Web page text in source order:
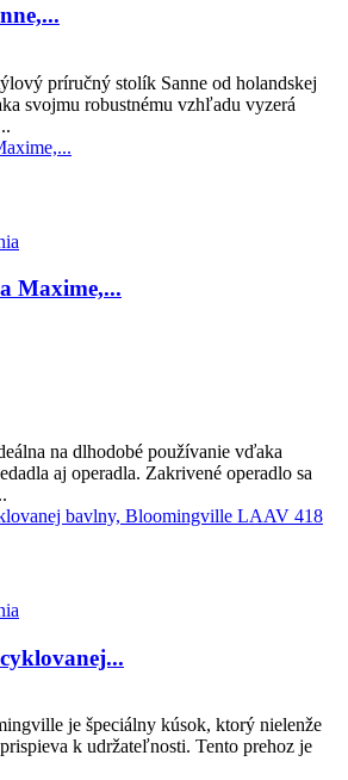
príručný stolík Sanne od holandskej
svojmu robustnému vzhľadu vyzerá
Maxime,...
na dlhodobé používanie vďaka
aj operadla. Zakrivené operadlo sa
je špeciálny kúsok, ktorý nielenže
k udržateľnosti. Tento prehoz je